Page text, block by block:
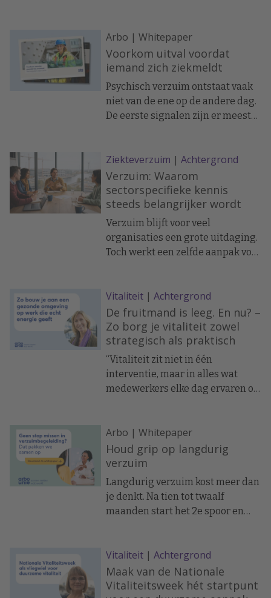
Arbo | Whitepaper
Voorkom uitval voordat
iemand zich ziekmeldt
Psychisch verzuim ontstaat vaak
niet van de ene op de andere dag.
De eerste signalen zijn er meestal
van overzicht.
Ziekteverzuim | Achtergrond
Verzuim: Waarom
sectorspecifieke kennis
steeds belangrijker wordt
Verzuim blijft voor veel
organisaties een grote uitdaging.
Toch werkt een zelfde aanpak voor
Arbo Unie vraagt effectief
verzuimbeleid juist om inzicht in
de specifieke risico’s en
ontwikkelingen binnen een
branche.
Vitaliteit | Achtergrond
De fruitmand is leeg. En nu? –
Zo borg je vitaliteit zowel
strategisch als praktisch
“Vitaliteit zit niet in één
interventie, maar in alles wat
medewerkers elke dag ervaren op
Arbo Unie. In dit artikel laat zij
zien hoe HR vitaliteit zowel
strategisch als praktisch kan
borgen in de organisatie.
Arbo | Whitepaper
Houd grip op langdurig
verzuim
Langdurig verzuim kost meer dan
je denkt. Na tien tot twaalf
maanden start het 2e spoor en
kosten snel op. Ontdek in deze
whitepaper hoe je grip krijgt op
langdurig verzuim én resultaat
Vitaliteit | Achtergrond
Maak van de Nationale
Vitaliteitsweek hét startpunt